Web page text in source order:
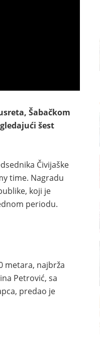
Šabačkom
šest
Čivijaške
time. Nagradu
koji je
periodu.
metara, najbrža
Petrović, sa
predao je